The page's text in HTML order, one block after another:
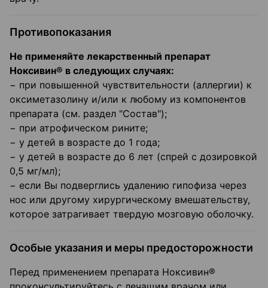
Противопоказания
Не применяйте лекарственный препарат
Ноксивин® в следующих случаях:
− при повышенной чувствительности (аллергии) к
оксиметазолину и/или к любому из компонентов
препарата (см. раздел "Состав");
− при атрофическом рините;
− у детей в возрасте до 1 года;
− у детей в возрасте до 6 лет (спрей с дозировкой
0,5 мг/мл);
− если Вы подверглись удалению гипофиза через
нос или другому хирургическому вмешательству,
которое затрагивает твердую мозговую оболочку.
Особые указания и меры предосторожности
Перед применением препарата Ноксивин®